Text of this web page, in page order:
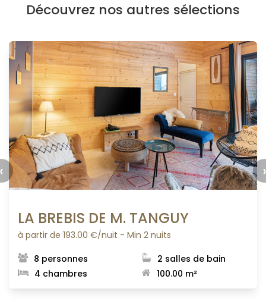
Découvrez nos autres sélections
LA BREBIS DE M. TANGUY
à partir de 193.00 €/nuit - Min 2 nuits
8 personnes
4 chambres
2 salles de bain
100.00 m²